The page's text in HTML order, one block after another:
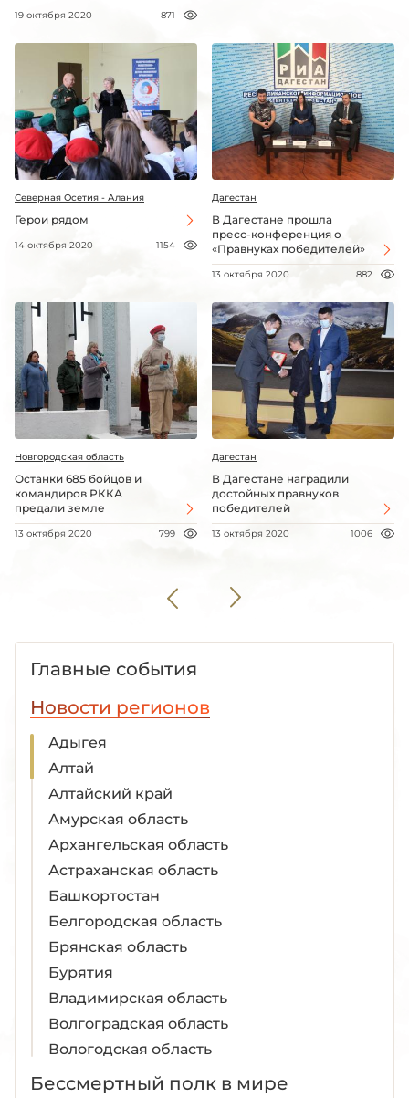
19 октября 2020 871
Северная Осетия - Алания
Герои рядом
14 октября 2020 1154
Дагестан
В Дагестане прошла
пресс-конференция о
«Правнуках победителей»
13 октября 2020 882
Новгородская область
Останки 685 бойцов и
командиров РККА
предали земле
13 октября 2020 799
Дагестан
В Дагестане наградили
достойных правнуков
победителей
13 октября 2020 1006
Главные события
Новости регионов
Адыгея
Алтай
Алтайский край
Амурская область
Архангельская область
Астраханская область
Башкортостан
Белгородская область
Брянская область
Бурятия
Владимирская область
Волгоградская область
Вологодская область
Воронежская область
Бессмертный полк в мире